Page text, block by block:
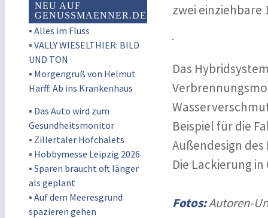
NEU AUF
GENUSSMAENNER.DE
▪ Alles im Fluss
▪ VALLY WIESELTHIER: BILD
UND TON
▪ Morgengruß von Helmut
Harff: Ab ins Krankenhaus
▪ Das Auto wird zum
Gesundheitsmonitor
▪ Zillertaler Hofchalets
▪ Hobbymesse Leipzig 2026
▪ Sparen braucht oft länger
als geplant
▪ Auf dem Meeresgrund
spazieren gehen
zwei
Das
Beispiel für die
Außendesign
Die Lackierung
Fotos:Autoren-